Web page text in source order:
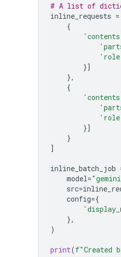
# A list of
inline_requests =
{
}]
},
{
}]
}
]
inline_batch_job
model=
src=
config={
},
)
print(f"Created